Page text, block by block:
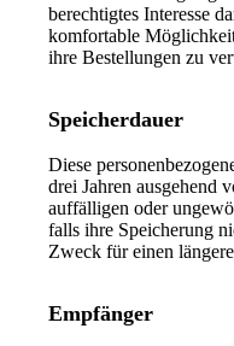
berechtigtes Interesse
komfortable
ihre Bestellungen zu
Speicherdauer
Diese
drei Jahren ausgehend
auffälligen oder
falls ihre Speicherung
Zweck für einen
Empfänger